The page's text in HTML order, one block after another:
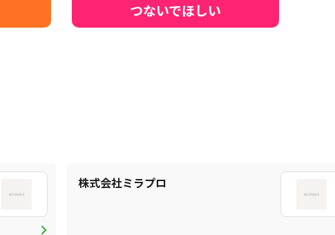
つないでほしい
chevron_right
株式会社ミラプロ